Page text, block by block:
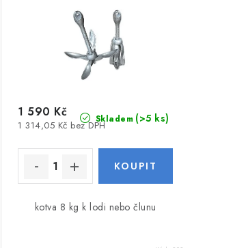
Skladem (>5 ks)
1 314,05 Kč bez DPH
1 590 Kč
kotva 8 kg k lodi nebo člunu